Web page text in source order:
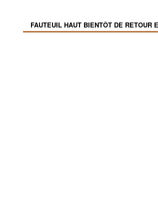
FAUTEUIL HAUT BIENTÔT DE RETOUR